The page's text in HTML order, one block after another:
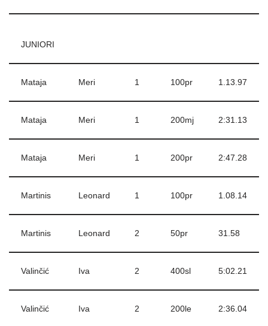
JUNIORI
Mataja Meri 1 100pr 1.13.97
Mataja Meri 1 200mj 2:31.13
Mataja Meri 1 200pr 2:47.28
Martinis Leonard 1 100pr 1.08.14
Martinis Leonard 2 50pr 31.58
Valinčić Iva 2 400sl 5:02.21
Valinčić Iva 2 200le 2:36.04